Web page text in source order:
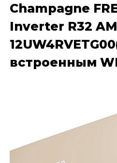
Champagne
Inverter R32
встроенным